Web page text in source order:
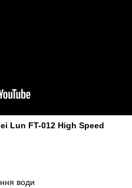
Lun FT-012 High Speed
води